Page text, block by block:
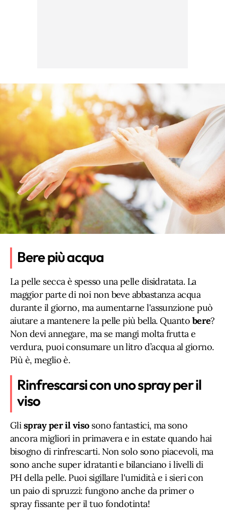
Bere più acqua
La pelle secca è spesso una pelle disidratata. La
maggior parte di noi non beve abbastanza acqua
durante il giorno, ma aumentarne l'assunzione può
aiutare a mantenere la pelle più bella. Quanto bere?
Non devi annegare, ma se mangi molta frutta e
verdura, puoi consumare un litro d’acqua al giorno.
Più è, meglio è.
Rinfrescarsi con uno spray per il
viso
Glispray per il visosono fantastici, ma sono
ancora migliori in primavera e in estate quando hai
bisogno di rinfrescarti. Non solo sono piacevoli, ma
sono anche super idratanti e bilanciano i livelli di
PH della pelle. Puoi sigillare l'umidità e i sieri con
un paio di spruzzi: fungono anche da primer o
spray fissante per il tuo fondotinta!